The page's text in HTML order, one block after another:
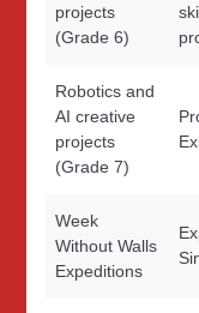
projects
(Grade 6)
Robotics and
AI creative
projects
(Grade 7)
Week
Without Walls
Expeditions